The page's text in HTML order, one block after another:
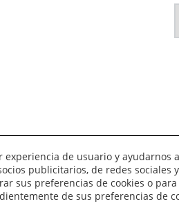
Sus preferencias de
de usuario y
publicitarios, de redes
sus preferencias de cookies o
de sus preferencias de